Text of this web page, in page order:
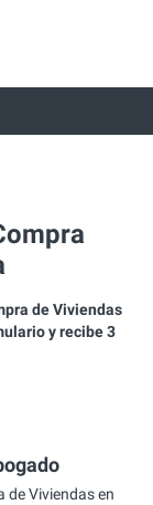
de Viviendas
y recibe 3
de Viviendas en